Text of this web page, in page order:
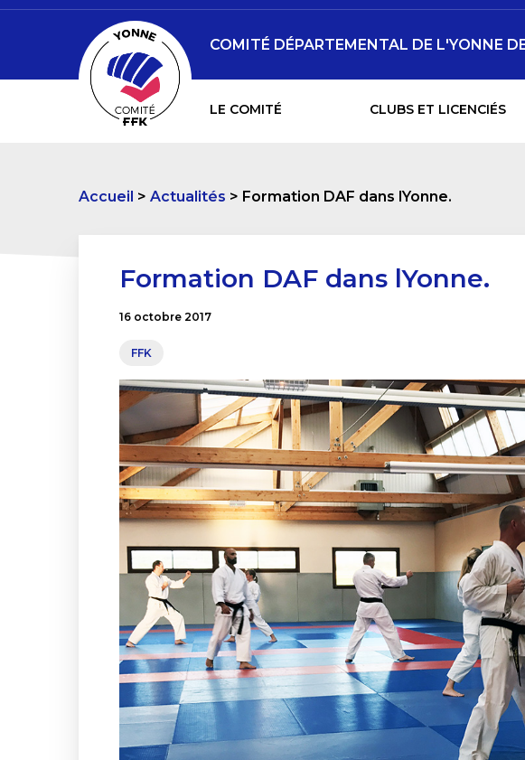
LE COMITÉ CLUBS ET LICENCIÉS
COMITÉ DÉPARTEMENTAL DE L'YONNE
Accueil Actualités Formation DAF dans lYonne.
Formation DAF dans lYonne.
16 octobre 2017
FFK